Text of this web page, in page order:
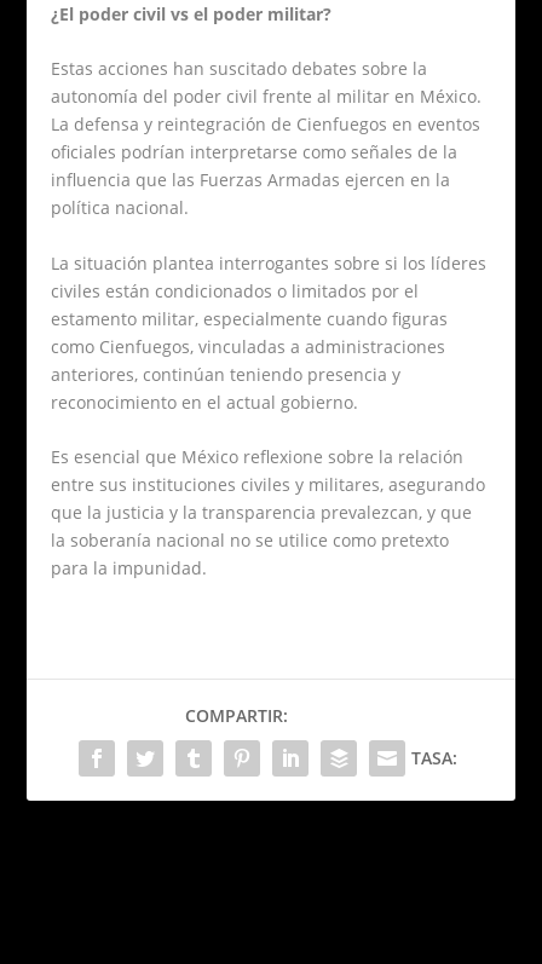
¿El poder civil vs el poder militar?
Estas acciones han suscitado debates sobre la
autonomía del poder civil frente al militar en México.
La defensa y reintegración de Cienfuegos en eventos
oficiales podrían interpretarse como señales de la
influencia que las Fuerzas Armadas ejercen en la
política nacional.
La situación plantea interrogantes sobre si los líderes
civiles están condicionados o limitados por el
estamento militar, especialmente cuando figuras
como Cienfuegos, vinculadas a administraciones
anteriores, continúan teniendo presencia y
reconocimiento en el actual gobierno.
Es esencial que México reflexione sobre la relación
entre sus instituciones civiles y militares, asegurando
que la justicia y la transparencia prevalezcan, y que
la soberanía nacional no se utilice como pretexto
para la impunidad.
COMPARTIR:
TASA: